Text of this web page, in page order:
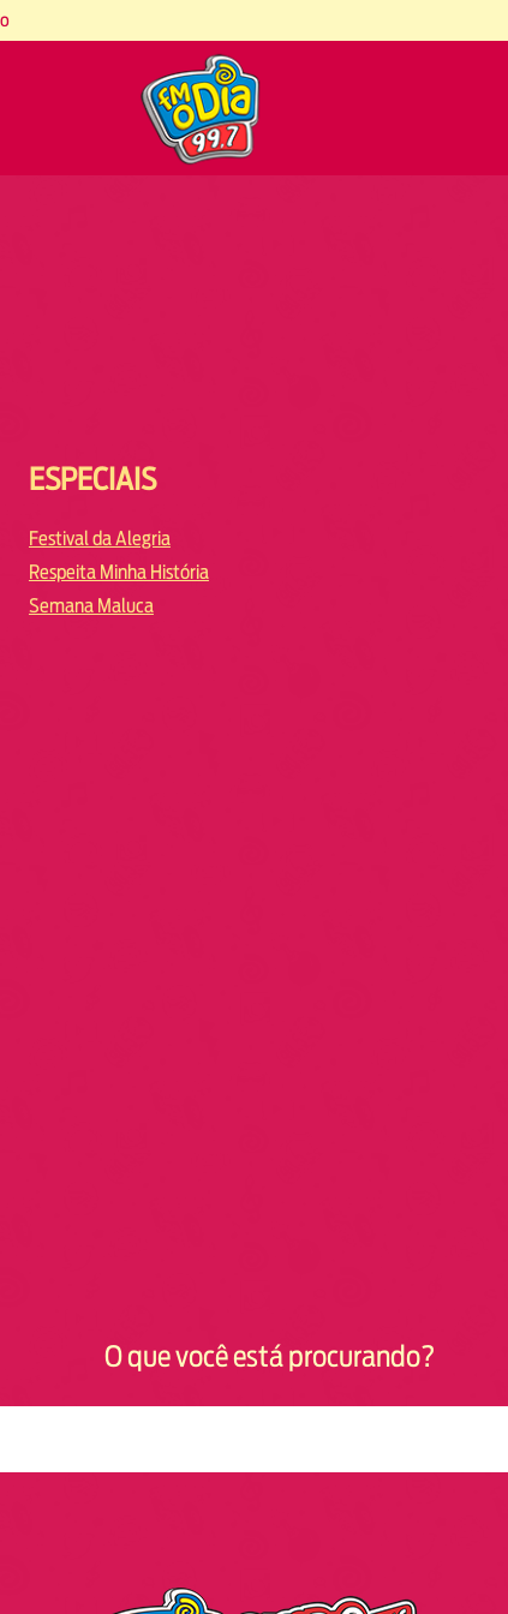
ESPECIAIS
Festival da Alegria
Respeita Minha História
Semana Maluca
O que você está procurando?